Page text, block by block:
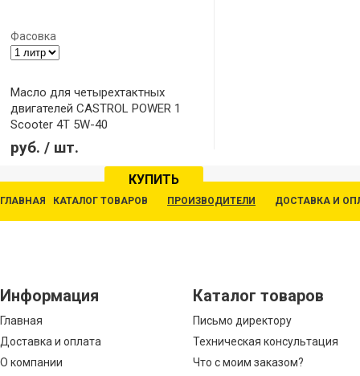
Фасовка
Масло для четырехтактных
двигателей CASTROL POWER 1
Scooter 4T 5W-40
Модель: Power 1
руб. / шт.
КУПИТЬ
ГЛАВНАЯ КАТАЛОГ ТОВАРОВ ПРОИЗВОДИТЕЛИ ДОСТАВКА И
Информация
Главная
Доставка и оплата
О компании
Каталог товаров
Письмо директору
Техническая консультация
Что с моим заказом?